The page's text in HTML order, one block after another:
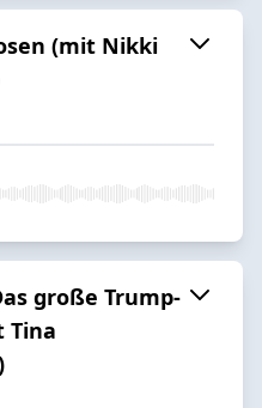
(mit Nikki
große Trump-
Tina